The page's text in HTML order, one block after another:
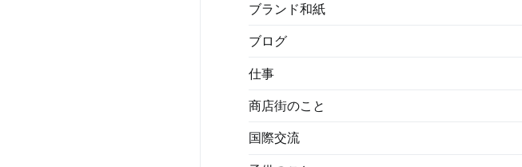
ブランド和紙
ブログ
仕事
商店街のこと
国際交流